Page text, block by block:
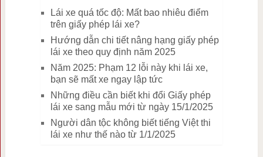
Lái xe quá tốc độ: Mất bao nhiêu điểm
trên giấy phép lái xe?
Hướng dẫn chi tiết nâng hạng giấy phép
lái xe theo quy định năm 2025
Năm 2025: Phạm 12 lỗi này khi lái xe,
bạn sẽ mất xe ngay lập tức
Những điều cần biết khi đổi Giấy phép
lái xe sang mẫu mới từ ngày 15/1/2025
Người dân tộc không biết tiếng Việt thi
lái xe như thế nào từ 1/1/2025